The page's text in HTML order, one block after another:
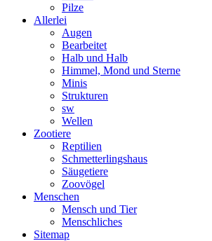
Pilze
Allerlei
Augen
Bearbeitet
Halb und Halb
Himmel, Mond und Sterne
Minis
Strukturen
sw
Wellen
Zootiere
Reptilien
Schmetterlingshaus
Säugetiere
Zoovögel
Menschen
Mensch und Tier
Menschliches
Sitemap